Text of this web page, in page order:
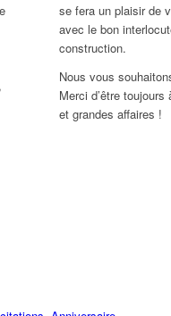
se fera un plaisir de
avec le bon
construction.
Nous vous
Merci d’être
et grandes affaires !